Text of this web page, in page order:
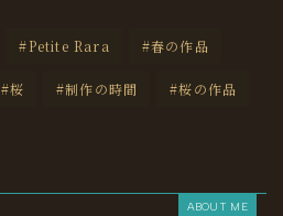
#Petite Rara #春の作品
#桜 #制作の時間 #桜の作品
ABOUT ME